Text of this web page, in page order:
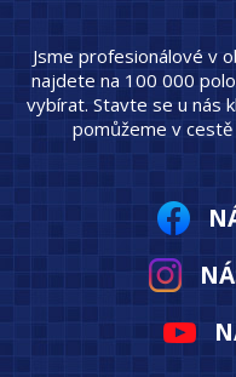
Jsme profesionálové v
najdete na 100 000
vybírat. Stavte se u nás
pomůžeme v cestě